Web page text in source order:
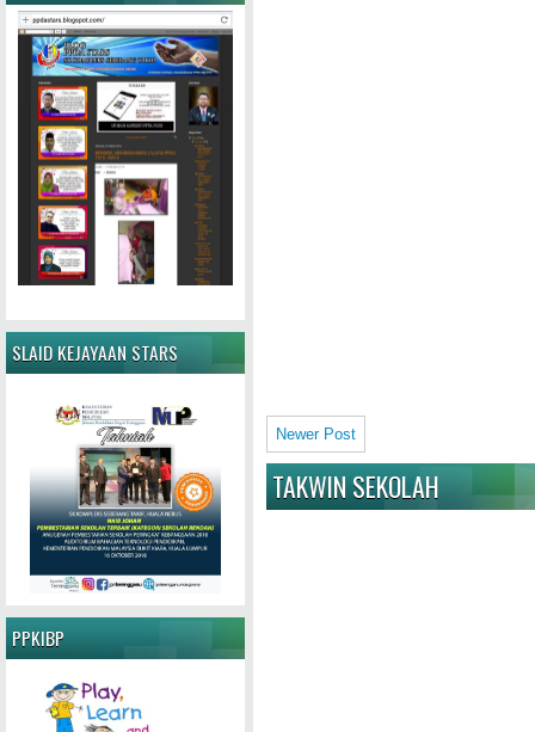
Newer Post
TAKWIN SEKOLAH
SLAID KEJAYAAN STARS
PPKIBP